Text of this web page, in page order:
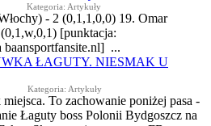
Kategoria: Artykuły
- 2 (0,1,1,0,0) 19. Omar
[punktacja:
baansportfansite.nl] ...
ŁAGUTY. NIESMAK U
Kategoria: Artykuły
To zachowanie poniżej pasa -
Łaguty boss Polonii Bydgoszcz na